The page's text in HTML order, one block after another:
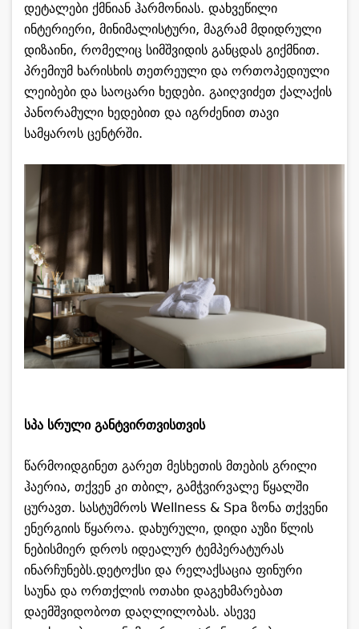
დეტალები ქმნიან ჰარმონიას. დახვეწილი
ინტერიერი, მინიმალისტური, მაგრამ მდიდრული
დიზაინი, რომელიც სიმშვიდის განცდას გიქმნით.
პრემიუმ ხარისხის თეთრეული და ორთოპედიული
ლეიბები და საოცარი ხედები. გაიღვიძეთ ქალაქის
პანორამული ხედებით და იგრძენით თავი
სამყაროს ცენტრში.
სპა სრული განტვირთვისთვის
წარმოიდგინეთ გარეთ მესხეთის მთების გრილი
ჰაერია, თქვენ კი თბილ, გამჭვირვალე წყალში
ცურავთ. სასტუმროს Wellness & Spa ზონა თქვენი
ენერგიის წყაროა. დახურული, დიდი აუზი წლის
ნებისმიერ დროს იდეალურ ტემპერატურას
ინარჩუნებს.დეტოქსი და რელაქსაცია ფინური
საუნა და ორთქლის ოთახი დაგეხმარებათ
დაემშვიდობოთ დაღლილობას. ასევე